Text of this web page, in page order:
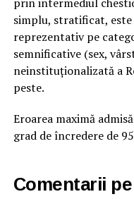
simplu, stratificat, este
reprezentativ pe
semnificative (sex,
neinstituţionalizată a
peste.
Eroarea maximă
grad de încredere de
Comentarii